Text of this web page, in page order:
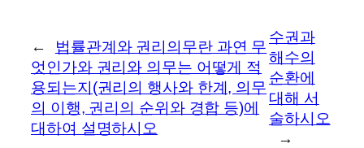
←
법률관계와 권리의무란 과연 무
엇인가와 권리와 의무는 어떻게 적
용되는지(권리의 행사와 한계, 의무
의 이행, 권리의 순위와 경합 등)에
대하여 설명하시오
수권과
해수의
순환에
대해 서
술하시오
→